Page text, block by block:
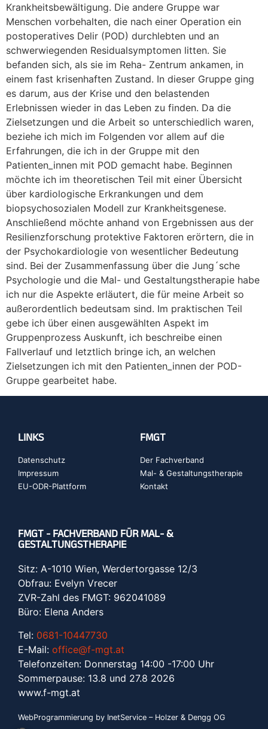
Krankheitsbewältigung. Die andere Gruppe war
Menschen vorbehalten, die nach einer Operation ein
postoperatives Delir (POD) durchlebten und an
schwerwiegenden Residualsymptomen litten. Sie
befanden sich, als sie im Reha- Zentrum ankamen, in
einem fast krisenhaften Zustand. In dieser Gruppe ging
es darum, aus der Krise und den belastenden
Erlebnissen wieder in das Leben zu finden. Da die
Zielsetzungen und die Arbeit so unterschiedlich waren,
beziehe ich mich im Folgenden vor allem auf die
Erfahrungen, die ich in der Gruppe mit den
Patienten_innen mit POD gemacht habe. Beginnen
möchte ich im theoretischen Teil mit einer Übersicht
über kardiologische Erkrankungen und dem
biopsychosozialen Modell zur Krankheitsgenese.
Anschließend möchte anhand von Ergebnissen aus der
Resilienzforschung protektive Faktoren erörtern, die in
der Psychokardiologie von wesentlicher Bedeutung
sind. Bei der Zusammenfassung über die Jung´sche
Psychologie und die Mal- und Gestaltungstherapie habe
ich nur die Aspekte erläutert, die für meine Arbeit so
außerordentlich bedeutsam sind. Im praktischen Teil
gebe ich über einen ausgewählten Aspekt im
Gruppenprozess Auskunft, ich beschreibe einen
Fallverlauf und letztlich bringe ich, an welchen
Zielsetzungen ich mit den Patienten_innen der POD-
Gruppe gearbeitet habe.
LINKS
Datenschutz
Impressum
EU-ODR-Plattform
FMGT
Der Fachverband
Mal- & Gestaltungstherapie
Kontakt
FMGT - FACHVERBAND FÜR MAL- &
GESTALTUNGSTHERAPIE
Sitz: A-1010 Wien, Werdertorgasse 12/3
Obfrau: Evelyn Vrecer
ZVR-Zahl des FMGT: 962041089
Büro: Elena Anders
Tel: 0681-10447730
E-Mail: office@f-mgt.at
Telefonzeiten: Donnerstag 14:00 -17:00 Uhr
Sommerpause: 13.8 und 27.8 2026
www.f-mgt.at
WebProgrammierung by InetService – Holzer & Dengg OG